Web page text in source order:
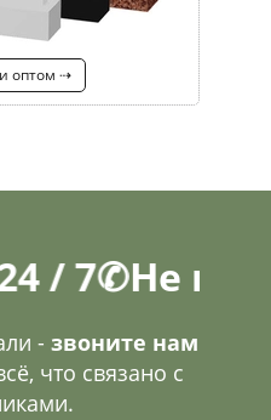
оптом ⇢
Не нашли,
- звоните нам
что связано с